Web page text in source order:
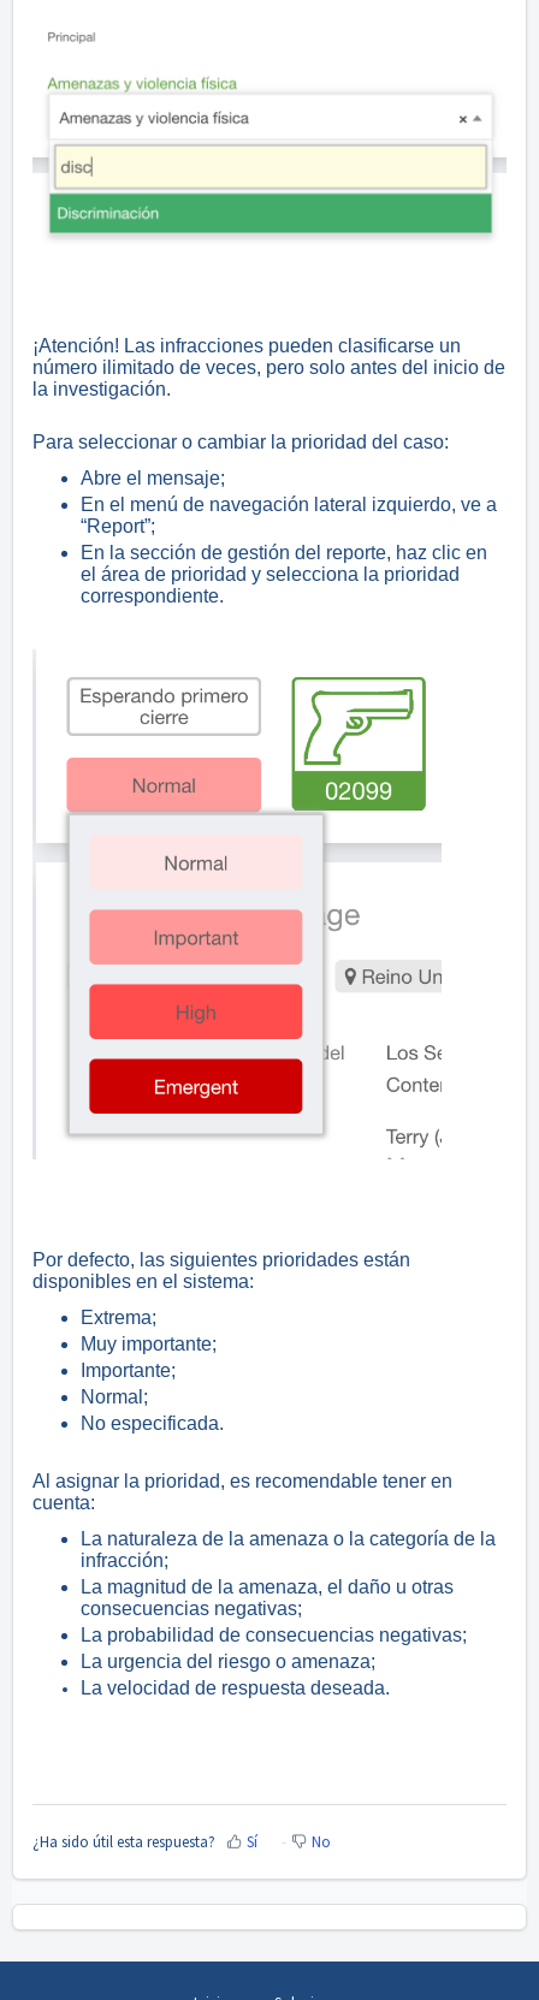
¡Atención! Las infracciones pueden clasificarse un
número ilimitado de veces, pero solo antes del inicio de
la investigación.
Para seleccionar o cambiar la prioridad del caso:
Abre el mensaje;
En el menú de navegación lateral izquierdo, ve a
“Report”;
En la sección de gestión del reporte, haz clic en
el área de prioridad y selecciona la prioridad
correspondiente.
Por defecto, las siguientes prioridades están
disponibles en el sistema:
Extrema;
Muy importante;
Importante;
Normal;
No especificada.
Al asignar la prioridad, es recomendable tener en
cuenta:
La naturaleza de la amenaza o la categoría de la
infracción;
La magnitud de la amenaza, el daño u otras
consecuencias negativas;
La probabilidad de consecuencias negativas;
La urgencia del riesgo o amenaza;
La velocidad de respuesta deseada.
¿Ha sido útil esta respuesta? Sí No